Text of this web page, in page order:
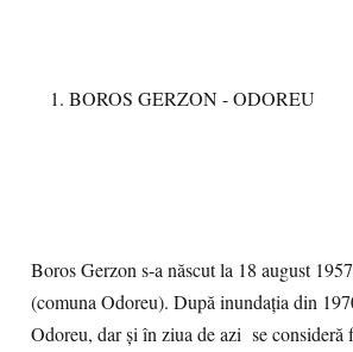
BOROS GERZON - ODOREU
Boros Gerzon s-a născut la 18 august
(comuna Odoreu). După inundația din
Odoreu, dar şi în ziua de azi se consideră